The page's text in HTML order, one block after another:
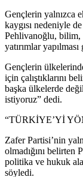
Gençlerin yalnızca
kaygısı nedeniyle
Pehlivanoğlu, bilim,
yatırımlar
Gençlerin
için çalıştıklarını
başka ülkelerde
istiyoruz” dedi.
“TÜRKİYE’Yİ
Zafer Partisi’nin
olmadığını belirten
politika ve hukuk
söyledi.